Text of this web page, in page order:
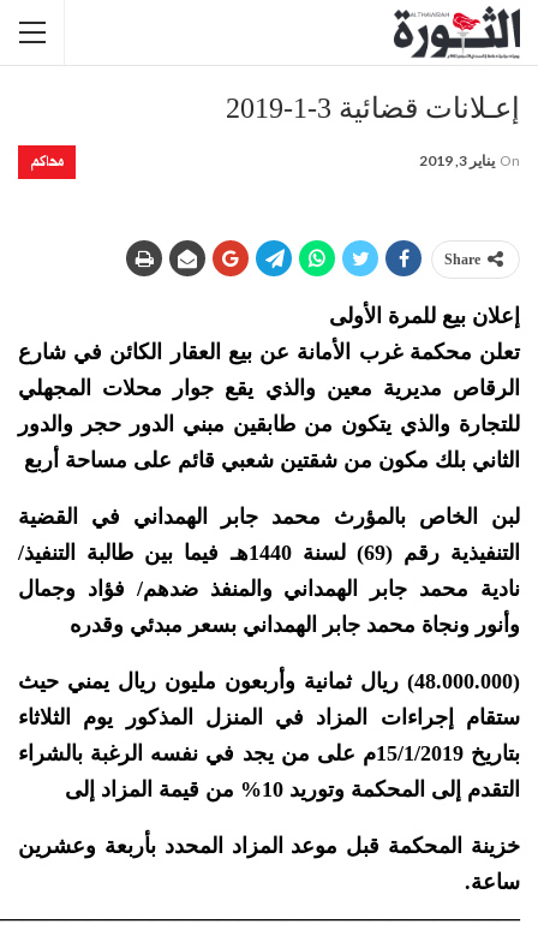
إعـلانات قضائية 3-1-2019
محاكم On يناير 3, 2019
Share
إعلان بيع للمرة الأولى
تعلن محكمة غرب الأمانة عن بيع العقار الكائن في شارع
الرقاص مديرية معين والذي يقع جوار محلات المجهلي
للتجارة والذي يتكون من طابقين مبني الدور حجر والدور
الثاني بلك مكون من شقتين شعبي قائم على مساحة أربع
لبن الخاص بالمؤرث محمد جابر الهمداني في القضية
التنفيذية رقم (69) لسنة 1440هـ فيما بين طالبة التنفيذ/
نادية محمد جابر الهمداني والمنفذ ضدهم/ فؤاد وجمال
وأنور ونجاة محمد جابر الهمداني بسعر مبدئي وقدره
(48.000.000) ريال ثمانية وأربعون مليون ريال يمني حيث
ستقام إجراءات المزاد في المنزل المذكور يوم الثلاثاء
بتاريخ 15/1/2019م على من يجد في نفسه الرغبة بالشراء
التقدم إلى المحكمة وتوريد 10% من قيمة المزاد إلى
خزينة المحكمة قبل موعد المزاد المحدد بأربعة وعشرين
ساعة.